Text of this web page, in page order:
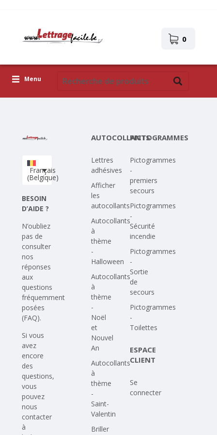
0
Menu
Téléchargez votre propre conception
Corona Covid-19
Français
(Belgique)
BESOIN
D’AIDE ?
N’oubliez
pas de
consulter
nos
réponses
aux
questions
fréquemment
posées
(FAQ).
Si vous
avez
encore
des
questions,
vous
pouvez
nous
contacter
à
AUTOCOLLANTS
Lettres
adhésives
Afficher
les
autocollants
Autocollants
à
thème
-
Halloween
Autocollants
à
thème
-
Noël
et
Nouvel
An
Autocollants
à
thème
-
Saint-
Valentin
Briller
PICTOGRAMMES
Pictogrammes
-
premiers
secours
Pictogrammes
-
Sécurité
incendie
Pictogrammes
-
Sortie
de
secours
Pictogrammes
-
Toilettes
ESPACE
CLIENT
Se
connecter